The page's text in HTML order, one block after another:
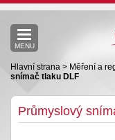
MENU
Hlavní strana > Měření a
snímač tlaku DLF
Průmyslový